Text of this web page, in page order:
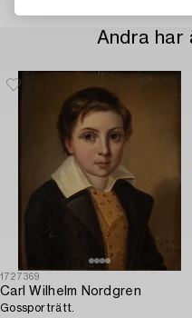
Andra har
1727369
Carl Wilhelm Nordgren
Gossporträtt.